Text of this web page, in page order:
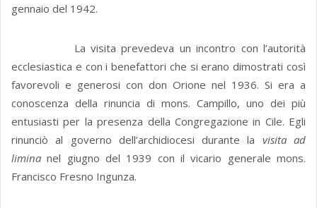
gennaio del 1942.
La visita prevedeva un incontro con l’autorità
ecclesiastica e con i benefattori che si erano dimostrati così
favorevoli e generosi con don Orione nel 1936. Si era a
conoscenza della rinuncia di mons. Campillo, uno dei più
entusiasti per la presenza della Congregazione in Cile. Egli
rinunciò al governo dell’archidiocesi durante la visita ad
liminanel giugno del 1939 con il vicario generale mons.
Francisco Fresno Ingunza.